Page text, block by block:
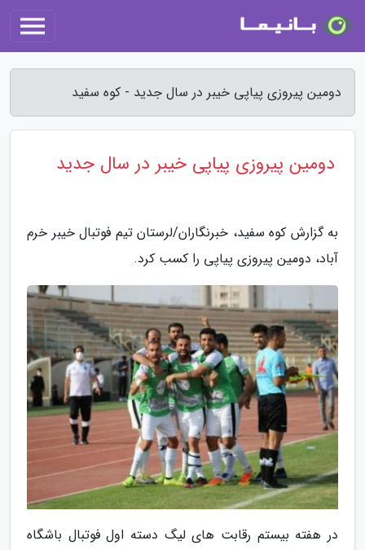
دومین پیروزی پیاپی خیبر در سال جدید - کوه سفید
دومین پیروزی پیاپی خیبر در سال جدید
به گزارش کوه سفید، خبرنگاران/لرستان تیم فوتبال خیبر خرم
آباد، دومین پیروزی پیاپی را کسب کرد.
در هفته بیستم رقابت های لیگ دسته اول فوتبال باشگاه